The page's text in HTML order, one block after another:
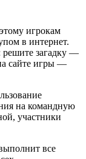
игрокам
в интернет.
решите загадку —
сайте игры —
на командную
участники
все